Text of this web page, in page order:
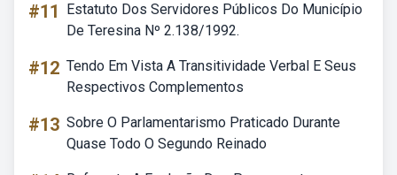
#11
Estatuto Dos Servidores Públicos Do Município
De Teresina Nº 2.138/1992.
#12 Tendo Em Vista A Transitividade Verbal E Seus
Respectivos Complementos
#13 Sobre O Parlamentarismo Praticado Durante
Quase Todo O Segundo Reinado